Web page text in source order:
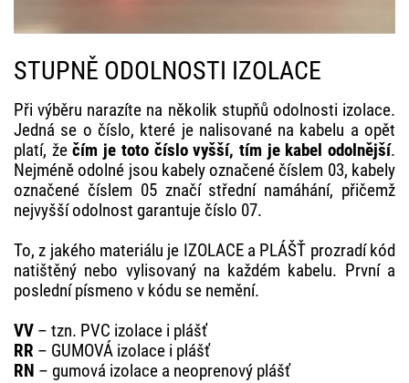
STUPNĚ ODOLNOSTI IZOLACE
Při výběru narazíte na několik stupňů odolnosti izolace.
Jedná se o číslo, které je nalisované na kabelu a opět
platí, žečím je toto číslo vyšší, tím je kabel odolnější.
Nejméně odolné jsou kabely označené číslem 03, kabely
označené číslem 05 značí střední namáhání, přičemž
nejvyšší odolnost garantuje číslo 07.
To, z jakého materiálu je IZOLACE a PLÁŠŤ prozradí kód
natištěný nebo vylisovaný na každém kabelu. První a
poslední písmeno v kódu se nemění.
VV – tzn. PVC izolace i plášť
RR – GUMOVÁ izolace i plášť
RN – gumová izolace a neoprenový plášť